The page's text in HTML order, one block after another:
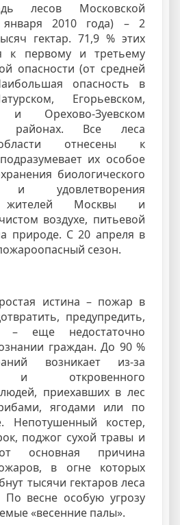
лесов Московской
2010 года) – 2
гектар. 71,9 % этих
к первому и третьему
опасности (от средней
опасность в
Егорьевском,
и Орехово-Зуевском
районах. Все леса
отнесены к
их особое
биологического
и удовлетворения
жителей Москвы и
воздухе, питьевой
природе. С 20 апреля в
сезон.
истина – пожар в
предупредить,
– еще недостаточно
граждан. До 90 %
возникает из-за
и откровенного
людей, приехавших в лес
ягодами или по
Непотушенный костер,
поджог сухой травы и
основная причина
в огне которых
тысячи гектаров леса
По весне особую угрозу
«весенние палы».